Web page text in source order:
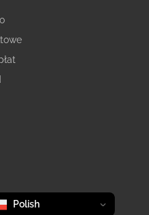
język
selected
Polish